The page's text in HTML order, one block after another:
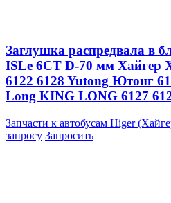
Заглушка распредвала в
ISLe 6CT D-70 мм Хайгер
6122 6128 Yutong Ютонг
Long KING LONG 6127
Запчасти к автобусам Higer
запросу Запросить